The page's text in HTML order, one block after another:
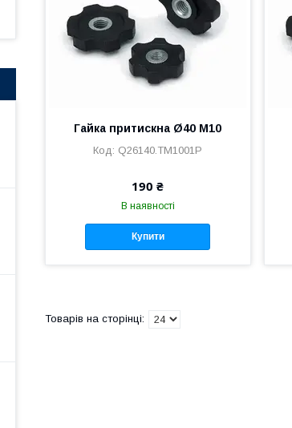
Гайка притискна Ø40 М10
Q26140.TM1001P
190 ₴
В наявності
Купити